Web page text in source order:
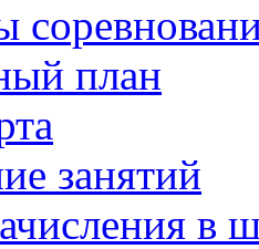
план
занятий
в